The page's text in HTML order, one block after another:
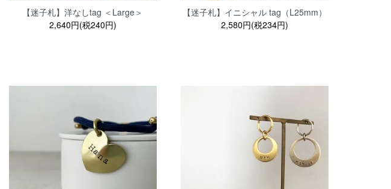
【迷子札】洋なしtag ＜Large＞
2,640円(税240円)
【迷子札】イニシャル tag（L25mm）
2,580円(税234円)